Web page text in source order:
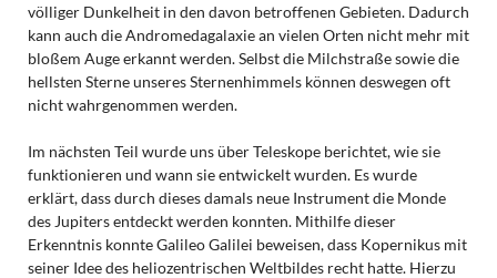
völliger Dunkelheit in den davon betroffenen Gebieten. Dadurch
kann auch die Andromedagalaxie an vielen Orten nicht mehr mit
bloßem Auge erkannt werden. Selbst die Milchstraße sowie die
hellsten Sterne unseres Sternenhimmels können deswegen oft
nicht wahrgenommen werden.
Im nächsten Teil wurde uns über Teleskope berichtet, wie sie
funktionieren und wann sie entwickelt wurden. Es wurde
erklärt, dass durch dieses damals neue Instrument die Monde
des Jupiters entdeckt werden konnten. Mithilfe dieser
Erkenntnis konnte Galileo Galilei beweisen, dass Kopernikus mit
seiner Idee des heliozentrischen Weltbildes recht hatte. Hierzu